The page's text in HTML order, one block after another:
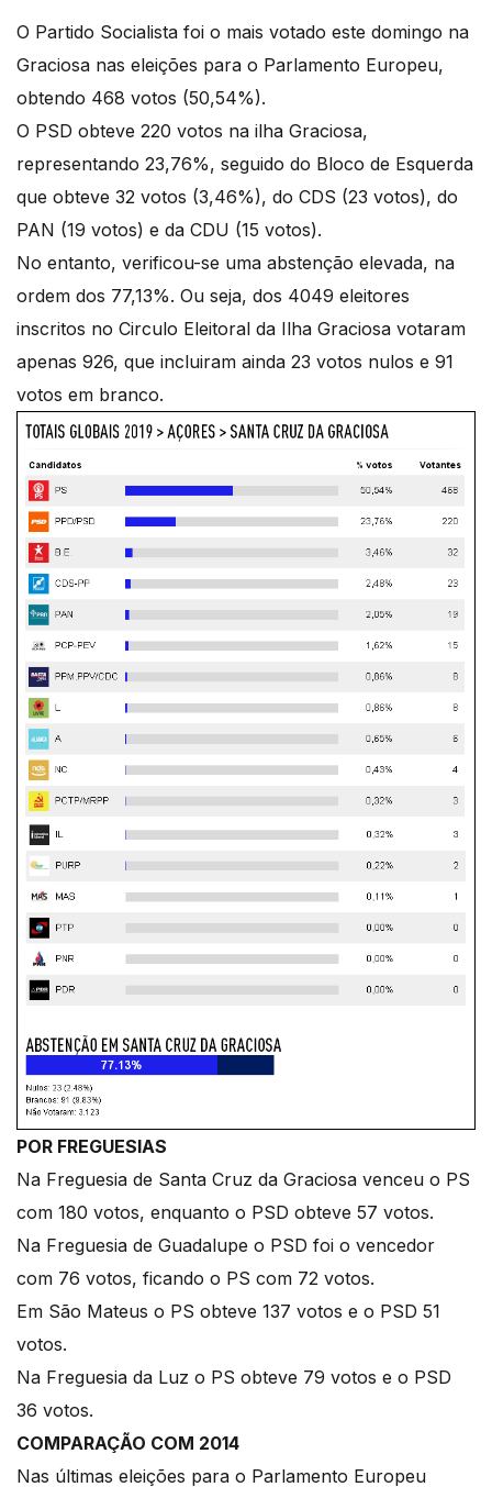
O Partido Socialista foi o mais votado este domingo na
Graciosa nas eleições para o Parlamento Europeu,
obtendo 468 votos (50,54%).
O PSD obteve 220 votos na ilha Graciosa,
representando 23,76%, seguido do Bloco de Esquerda
que obteve 32 votos (3,46%), do CDS (23 votos), do
PAN (19 votos) e da CDU (15 votos).
No entanto, verificou-se uma abstenção elevada, na
ordem dos 77,13%. Ou seja, dos 4049 eleitores
inscritos no Circulo Eleitoral da Ilha Graciosa votaram
apenas 926, que incluiram ainda 23 votos nulos e 91
votos em branco.
POR FREGUESIAS
Na Freguesia de Santa Cruz da Graciosa venceu o PS
com 180 votos, enquanto o PSD obteve 57 votos.
Na Freguesia de Guadalupe o PSD foi o vencedor
com 76 votos, ficando o PS com 72 votos.
Em São Mateus o PS obteve 137 votos e o PSD 51
votos.
Na Freguesia da Luz o PS obteve 79 votos e o PSD
36 votos.
COMPARAÇÃO COM 2014
Nas últimas eleições para o Parlamento Europeu